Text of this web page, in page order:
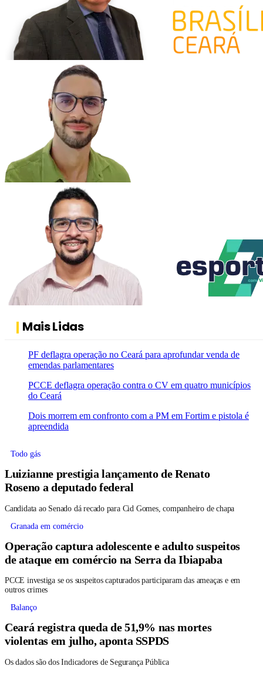
Mais Lidas
PF deflagra operação no Ceará para aprofundar venda de
emendas parlamentares
PCCE deflagra operação contra o CV em quatro municípios
do Ceará
Dois morrem em confronto com a PM em Fortim e pistola é
apreendida
Todo gás
Luizianne prestigia lançamento de Renato
Roseno a deputado federal
Candidata ao Senado dá recado para Cid Gomes, companheiro de chapa
Granada em comércio
Operação captura adolescente e adulto suspeitos
de ataque em comércio na Serra da Ibiapaba
PCCE investiga se os suspeitos capturados participaram das ameaças e em
outros crimes
Balanço
Ceará registra queda de 51,9% nas mortes
violentas em julho, aponta SSPDS
Os dados são dos Indicadores de Segurança Pública